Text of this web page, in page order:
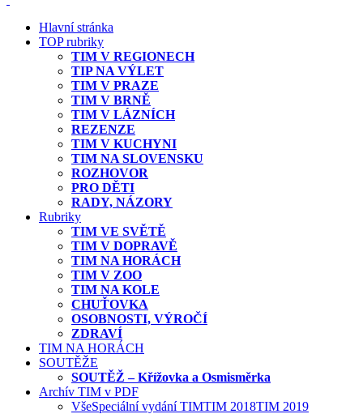
Hlavní stránka
TOP rubriky
TIM V REGIONECH
TIP NA VÝLET
TIM V PRAZE
TIM V BRNĚ
TIM V LÁZNÍCH
REZENZE
TIM V KUCHYNI
TIM NA SLOVENSKU
ROZHOVOR
PRO DĚTI
RADY, NÁZORY
Rubriky
TIM VE SVĚTĚ
TIM V DOPRAVĚ
TIM NA HORÁCH
TIM V ZOO
TIM NA KOLE
CHUŤOVKA
OSOBNOSTI, VÝROČÍ
ZDRAVÍ
TIM NA HORÁCH
SOUTĚŽE
SOUTĚŽ – Křížovka a Osmisměrka
Archív TIM v PDF
VšeSpeciální vydání TIMTIM 2018TIM 2019